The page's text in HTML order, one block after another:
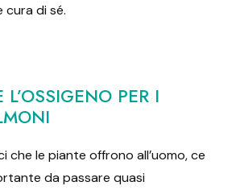
cura di sé.
PER I
che le piante offrono all’uomo, ce
da passare quasi